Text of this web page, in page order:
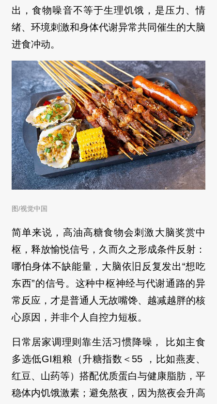
出，食物噪音不等于生理饥饿，是压力、情
绪、环境刺激和身体代谢异常共同催生的大脑
进食冲动。
图/视觉中国
简单来说，高油高糖食物会刺激大脑奖赏中
枢，释放愉悦信号，久而久之形成条件反射：
哪怕身体不缺能量，大脑依旧反复发出“想吃
东西”的信号。这种中枢神经与代谢通路的异
常反应，才是普通人无故嘴馋、越减越胖的核
心原因，并非个人自控力短板。
日常居家调理则靠生活习惯降噪， 比如主食
多选低GI粗粮（升糖指数＜55 ，比如燕麦、
红豆、山药等）搭配优质蛋白与健康脂肪，平
稳体内饥饿激素；避免熬夜，因为熬夜会升高